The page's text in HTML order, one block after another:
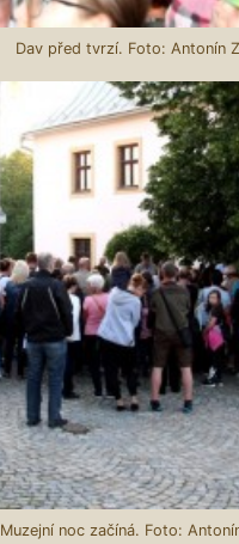
Dav před tvrzí. Foto: Antonín
Muzejní noc začíná. Foto: